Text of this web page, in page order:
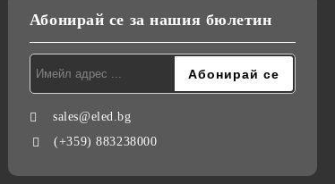
Абонирай се за нашия бюлетин
sales@eled.bg
(+359) 883238000